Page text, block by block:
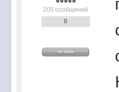
205 сообщений
0